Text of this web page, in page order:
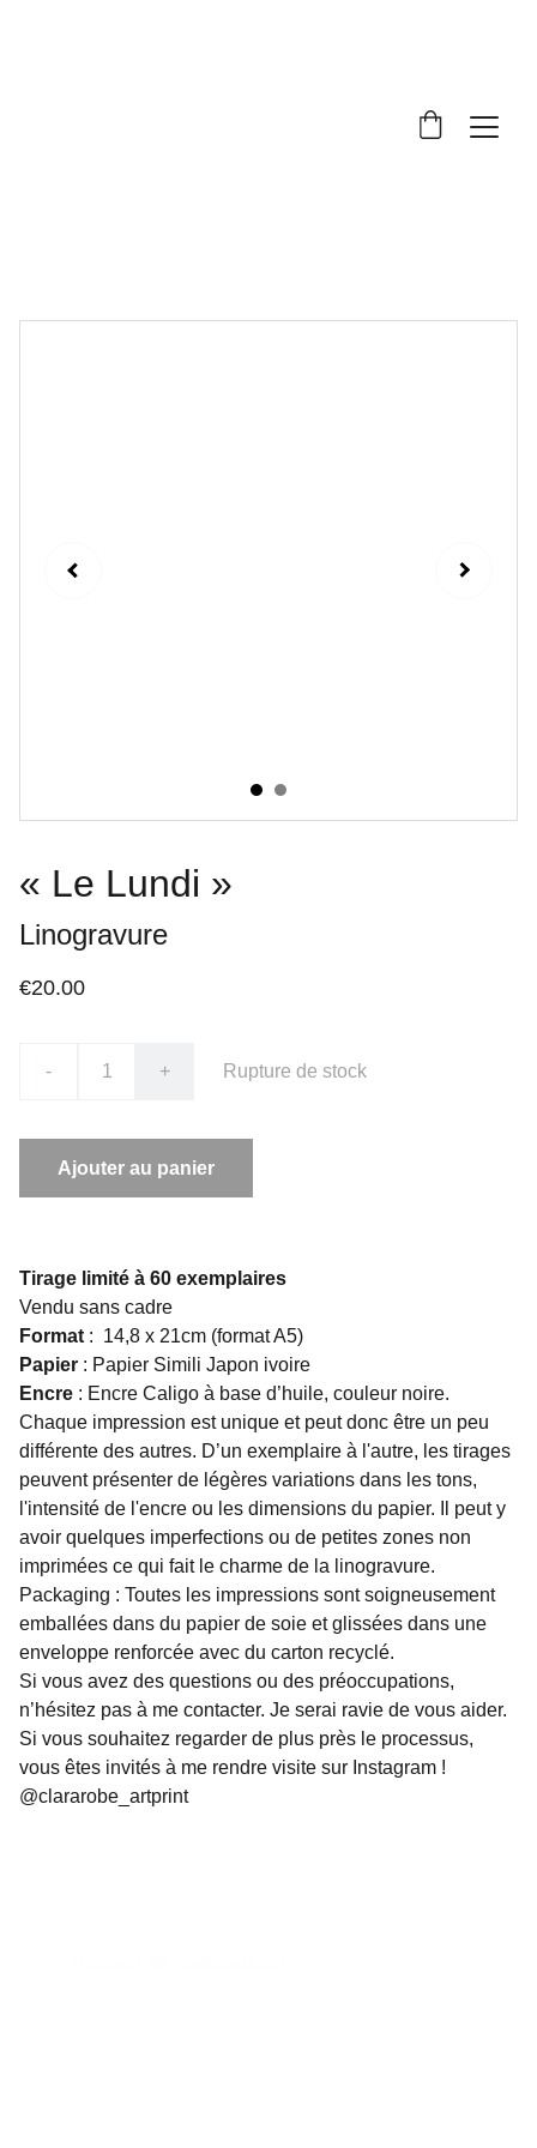
« Le Lundi »
Linogravure
€20.00
- + Rupture de stock
Ajouter au panier
Tirage limité à 60 exemplaires
Vendu sans cadre
Format : 14,8 x 21cm (format A5)
Papier : Papier Simili Japon ivoire
Encre : Encre Caligo à base d’huile, couleur noire.
Chaque impression est unique et peut donc être un peu
différente des autres. D’un exemplaire à l'autre, les tirages
peuvent présenter de légères variations dans les tons,
l'intensité de l'encre ou les dimensions du papier. Il peut y
avoir quelques imperfections ou de petites zones non
imprimées ce qui fait le charme de la linogravure.
Packaging : Toutes les impressions sont soigneusement
emballées dans du papier de soie et glissées dans une
enveloppe renforcée avec du carton recyclé.
Si vous avez des questions ou des préoccupations,
n’hésitez pas à me contacter. Je serai ravie de vous aider.
Si vous souhaitez regarder de plus près le processus,
vous êtes invités à me rendre visite sur Instagram !
@clararobe_artprint